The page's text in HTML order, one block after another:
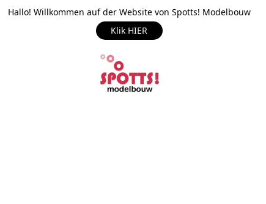
Hallo! Willkommen auf der Website von Spotts! Modelbouw
Klik HIER